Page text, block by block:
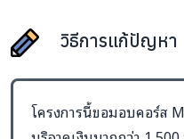
วิธีการแก้ปัญหา
โครงการนี้ขอมอบคอร์ส